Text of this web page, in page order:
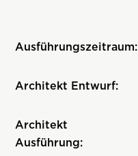
Ausführungszeitraum:
Architekt Entwurf:
Architekt
Ausführung: